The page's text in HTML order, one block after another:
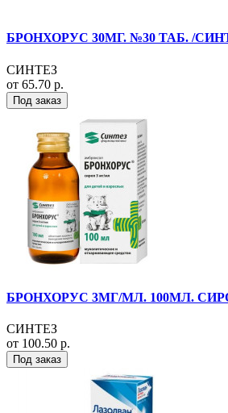
БРОНХОРУС 30МГ. №30 ТАБ. /
СИНТЕЗ
от 65.70 р.
Под заказ
БРОНХОРУС 3МГ/МЛ. 100МЛ.
СИНТЕЗ
от 100.50 р.
Под заказ